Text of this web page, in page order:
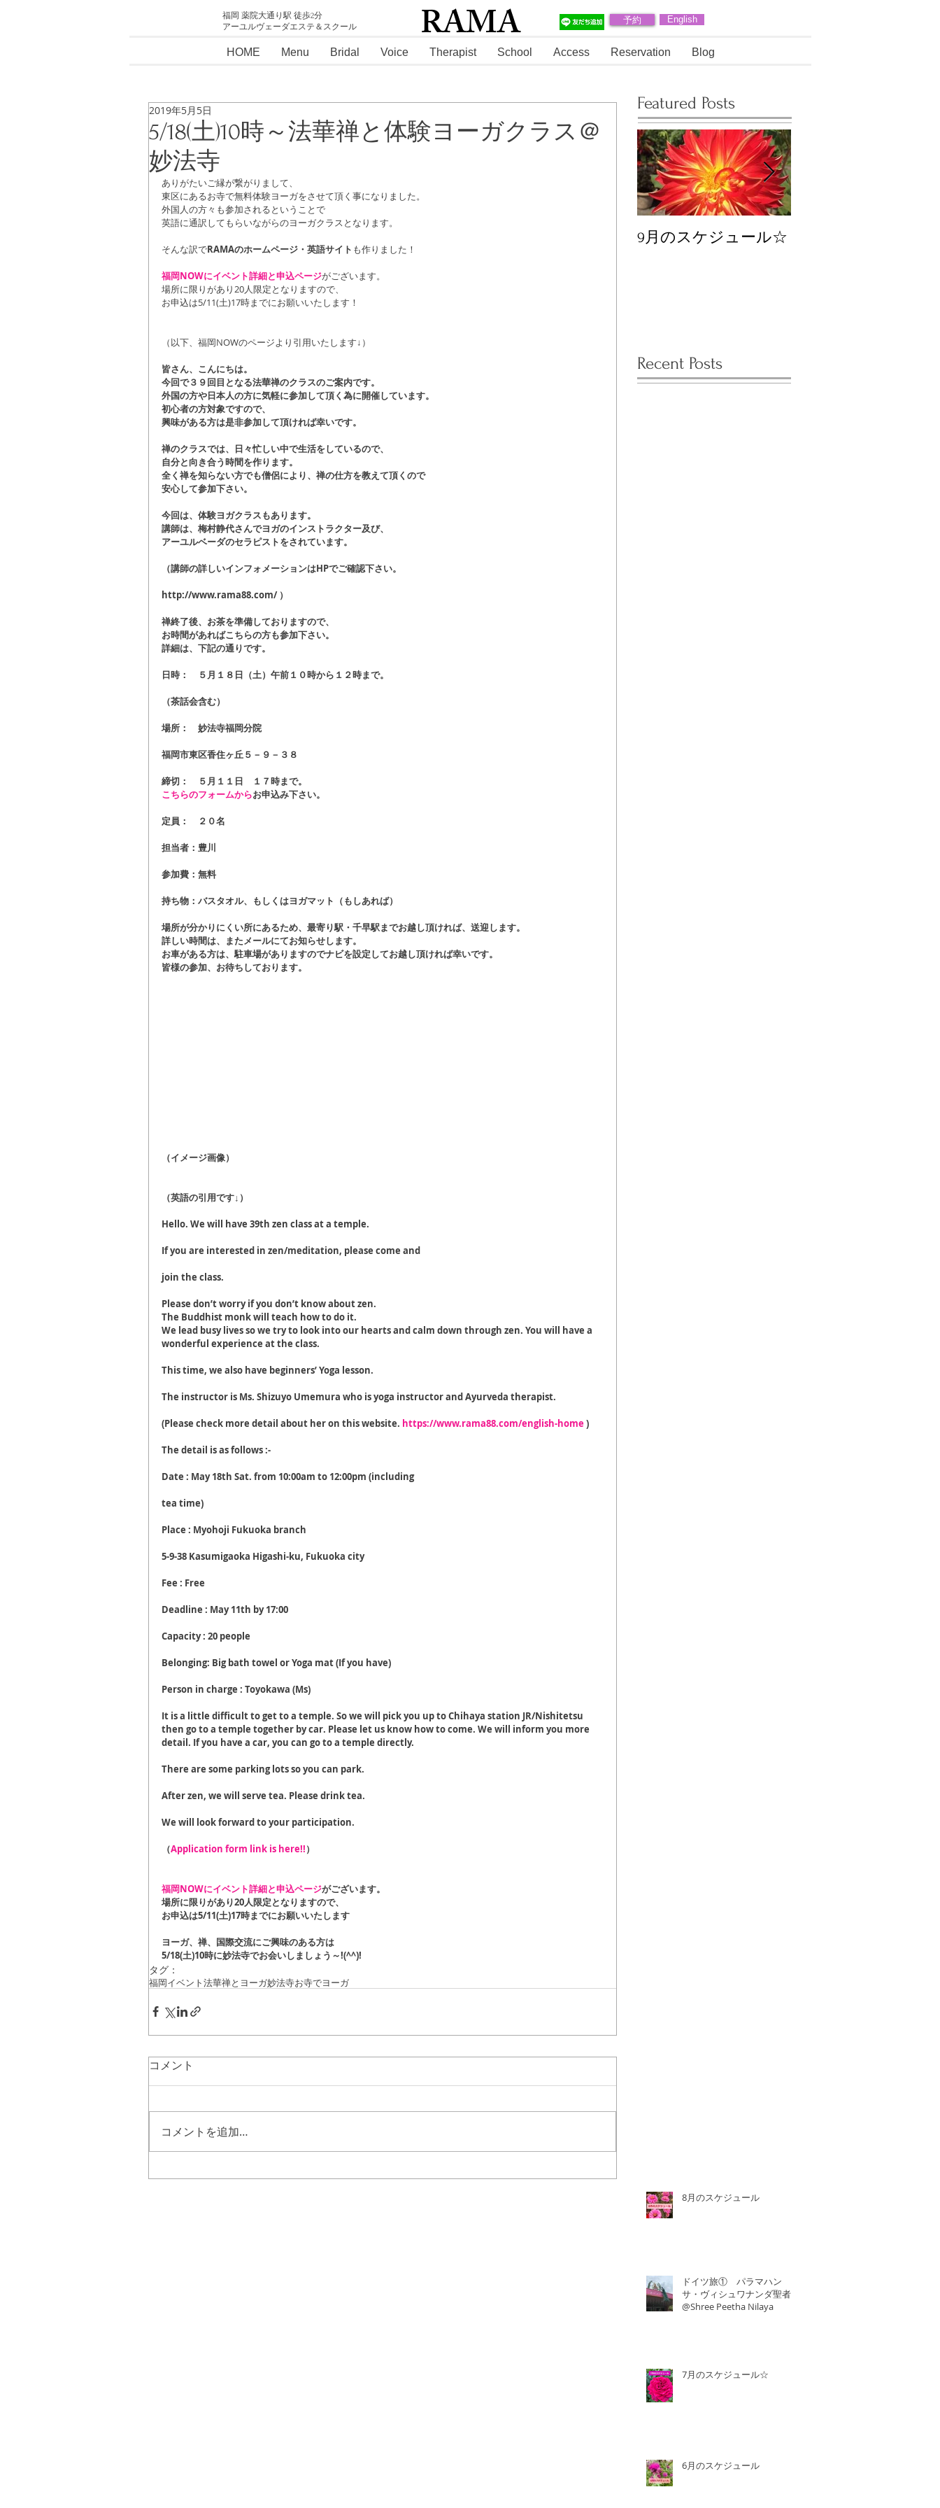
福岡 薬院大通り駅 徒歩2分
アーユルヴェーダエステ＆スクール
RAMA 予約 English
HOME Menu Bridal Voice Therapist School Access Reservation Blog
5/18(土)10時～法華禅と体験ヨーガクラス＠
妙法寺
2019年5月5日
ありがたいご縁が繋がりまして、
東区にあるお寺で無料体験ヨーガをさせて頂く事になりました。
外国人の方々も参加されるということで
英語に通訳してもらいながらのヨーガクラスとなります。
そんな訳でRAMAのホームページ・英語サイト も作りました！
福岡NOWにイベント詳細と申込ページがございます。
場所に限りがあり20人限定となりますので、
お申込は5/11(土)17時までにお願いいたします！
（以下、福岡NOWのページより引用いたします↓）
皆さん、こんにちは。
今回で３９回目となる法華禅のクラスのご案内です。
外国の方や日本人の方に気軽に参加して頂く為に開催しています。
初心者の方対象ですので、
興味がある方は是非参加して頂ければ幸いです。
禅のクラスでは、日々忙しい中で生活をしているので、
自分と向き合う時間を作ります。
全く禅を知らない方でも僧侶により、禅の仕方を教えて頂くので
安心して参加下さい。
今回は、体験ヨガクラスもあります。
講師は、梅村静代さんでヨガのインストラクター及び、
アーユルベーダのセラピストをされています。
（講師の詳しいインフォメーションはHPでご確認下さい。
http://www.rama88.com/ ）
禅終了後、お茶を準備しておりますので、
お時間があればこちらの方も参加下さい。
詳細は、下記の通りです。
日時：　５月１８日（土）午前１０時から１２時まで。
（茶話会含む）
場所：　妙法寺福岡分院
福岡市東区香住ヶ丘５－９－３８
締切：　５月１１日　１７時まで。
こちらのフォームからお申込み下さい。
定員：　２０名
担当者：豊川
参加費：無料
持ち物：バスタオル、もしくはヨガマット（もしあれば）
場所が分かりにくい所にあるため、最寄り駅・千早駅までお越し頂ければ、送迎します。
詳しい時間は、またメールにてお知らせします。
お車がある方は、駐車場がありますのでナビを設定してお越し頂ければ幸いです。
皆様の参加、お待ちしております。
（イメージ画像）
（英語の引用です↓）
Hello. We will have 39th zen class at a temple.
If you are interested in zen/meditation, please come and
join the class.
Please don’t worry if you don’t know about zen.
The Buddhist monk will teach how to do it.
We lead busy lives so we try to look into our hearts and calm down through zen. You will have a
wonderful experience at the class.
This time, we also have beginners’ Yoga lesson.
The instructor is Ms. Shizuyo Umemura who is yoga instructor and Ayurveda therapist.
(Please check more detail about her on this website. https://www.rama88.com/english-home )
The detail is as follows :-
Date : May 18th Sat. from 10:00am to 12:00pm (including
tea time)
Place : Myohoji Fukuoka branch
5-9-38 Kasumigaoka Higashi-ku, Fukuoka city
Fee : Free
Deadline : May 11th by 17:00
Capacity : 20 people
Belonging: Big bath towel or Yoga mat (If you have)
Person in charge : Toyokawa (Ms)
It is a little difficult to get to a temple. So we will pick you up to Chihaya station JR/Nishitetsu
then go to a temple together by car. Please let us know how to come. We will inform you more
detail. If you have a car, you can go to a temple directly.
There are some parking lots so you can park.
After zen, we will serve tea. Please drink tea.
We will look forward to your participation.
（Application form link is here!!）
福岡NOWにイベント詳細と申込ページがございます。
場所に限りがあり20人限定となりますので、
お申込は5/11(土)17時までにお願いいたします
ヨーガ、禅、国際交流にご興味のある方は
5/18(土)10時に妙法寺でお会いしましょう～!(^^)!
タグ：
福岡イベント法華禅とヨーガ妙法寺お寺でヨーガ
コメント
コメントを追加…
Featured Posts
9月のスケジュール☆
Recent Posts
8月のスケジュール
ドイツ旅① パラマハン
サ・ヴィシュワナンダ聖者
@Shree Peetha Nilaya
7月のスケジュール☆
6月のスケジュール